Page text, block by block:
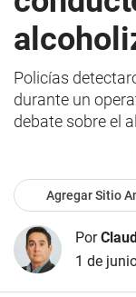
Policías
durante un
debate sobre el
Agregar Sitio
Por
1 de